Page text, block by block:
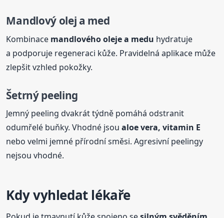
Mandlový olej a med
Kombinace mandlového oleje a medu hydratuje
a podporuje regeneraci kůže. Pravidelná aplikace může
zlepšit vzhled pokožky.
Šetrný peeling
Jemný peeling dvakrát týdně pomáhá odstranit
odumřelé buňky. Vhodné jsoualoe vera, vitamin E
nebo velmi jemné přírodní směsi. Agresivní peelingy
nejsou vhodné.
Kdy vyhledat lékaře